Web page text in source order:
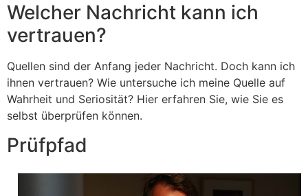
Welcher Nachricht kann ich
vertrauen?
Quellen sind der Anfang jeder Nachricht. Doch kann ich
ihnen vertrauen? Wie untersuche ich meine Quelle auf
Wahrheit und Seriosität? Hier erfahren Sie, wie Sie es
selbst überprüfen können.
Prüfpfad